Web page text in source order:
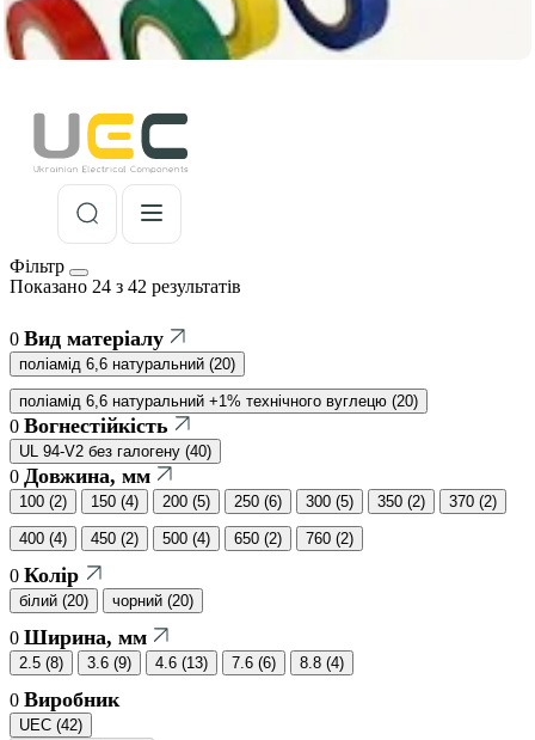
Фільтр
Показано 24 з 42 результатів
0 Вид матеріалу
поліамід 6,6 натуральний (20)
поліамід 6,6 натуральний +1% технічного вуглецю (20)
0 Вогнестійкість
UL 94-V2 без галогену (40)
0 Довжина, мм
100 (2) 150 (4) 200 (5) 250 (6) 300 (5) 350 (2) 370 (2)
400 (4) 450 (2) 500 (4) 650 (2) 760 (2)
0 Колір
білий (20) чорний (20)
0 Ширина, мм
2.5 (8) 3.6 (9) 4.6 (13) 7.6 (6) 8.8 (4)
0 Виробник
UEC (42)